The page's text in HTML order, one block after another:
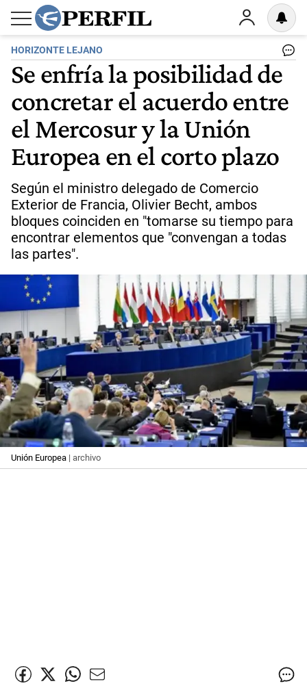
HORIZONTE LEJANO
Se enfría la posibilidad de
concretar el acuerdo entre
el Mercosur y la Unión
Europea en el corto plazo
Según el ministro delegado de Comercio
Exterior de Francia, Olivier Becht, ambos
bloques coinciden en "tomarse su tiempo para
encontrar elementos que "convengan a todas
las partes".
Unión Europea | archivo